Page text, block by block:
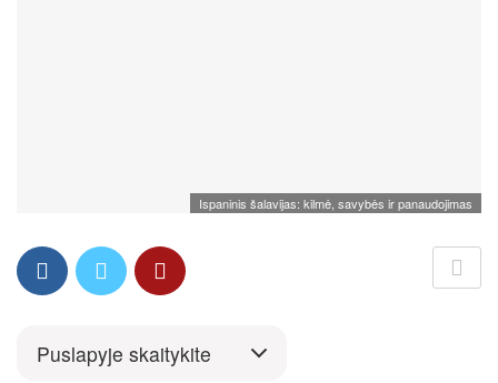
Ispaninis šalavijas: kilmė, savybės ir panaudojimas
Puslapyje skaitykite